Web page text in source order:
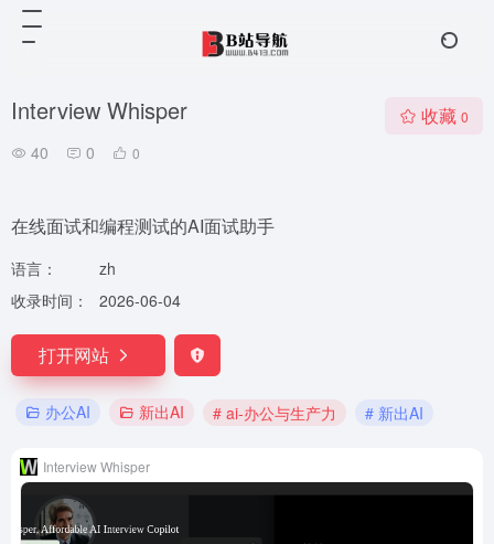
Interview Whisper
40 0 0
收藏 0
在线面试和编程测试的AI面试助手
语言：
zh
收录时间：
2026-06-04
打开网站
办公AI 新出AI # ai-办公与生产力 # 新出AI
Interview Whisper